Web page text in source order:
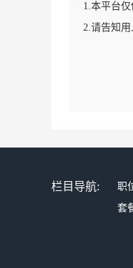
1.本平台仅
2.请告知用
栏目导航: 职
套